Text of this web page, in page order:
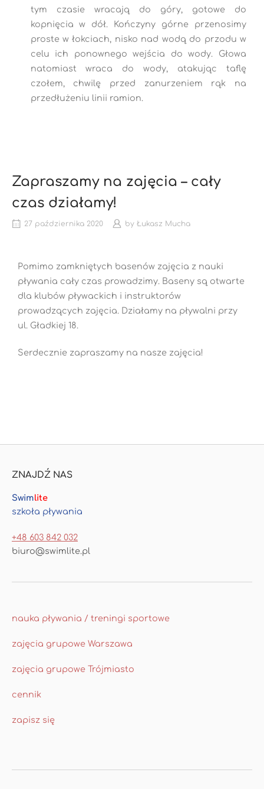
tym czasie wracają do góry, gotowe do
kopnięcia w dół. Kończyny górne przenosimy
proste w łokciach, nisko nad wodą do przodu w
celu ich ponownego wejścia do wody. Głowa
natomiast wraca do wody, atakując taflę
czołem, chwilę przed zanurzeniem rąk na
przedłużeniu linii ramion.
Zapraszamy na zajęcia – cały
czas działamy!
27 października 2020 by Łukasz Mucha
Pomimo zamkniętych basenów zajęcia z nauki
pływania cały czas prowadzimy. Baseny są otwarte
dla klubów pływackich i instruktorów
prowadzących zajęcia. Działamy na pływalni przy
ul. Gładkiej 18.
Serdecznie zapraszamy na nasze zajęcia!
ZNAJDŹ NAS
Swimlite
szkoła pływania
+48 603 842 032
biuro@swimlite.pl
nauka pływania / treningi sportowe
zajęcia grupowe Warszawa
zajęcia grupowe Trójmiasto
cennik
zapisz się